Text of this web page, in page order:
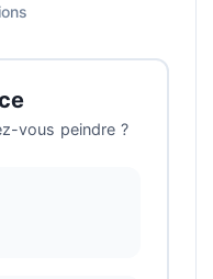
vous peindre ?